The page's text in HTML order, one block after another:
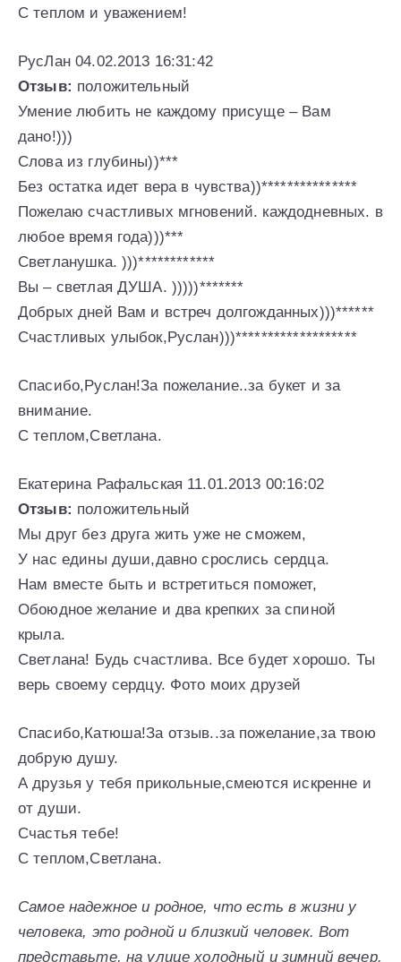
С теплом и уважением!
РусЛан 04.02.2013 16:31:42
Отзыв: положительный
Умение любить не каждому присуще – Вам
дано!)))
Слова из глубины))***
Без остатка идет вера в чувства))***************
Пожелаю счастливых мгновений. каждодневных. в
любое время года)))***
Светланушка. )))************
Вы – светлая ДУША. )))))*******
Добрых дней Вам и встреч долгожданных)))******
Счастливых улыбок,Руслан)))*******************
Спасибо,Руслан!За пожелание..за букет и за
внимание.
С теплом,Светлана.
Екатерина Рафальская 11.01.2013 00:16:02
Отзыв: положительный
Мы друг без друга жить уже не сможем,
У нас едины души,давно срослись сердца.
Нам вместе быть и встретиться поможет,
Обоюдное желание и два крепких за спиной
крыла.
Светлана! Будь счастлива. Все будет хорошо. Ты
верь своему сердцу. Фото моих друзей
Спасибо,Катюша!За отзыв..за пожелание,за твою
добрую душу.
А друзья у тебя прикольные,смеются искренне и
от души.
Счастья тебе!
С теплом,Светлана.
Самое надежное и родное, что есть в жизни у
человека, это родной и близкий человек. Вот
представьте, на улице холодный и зимний вечер.